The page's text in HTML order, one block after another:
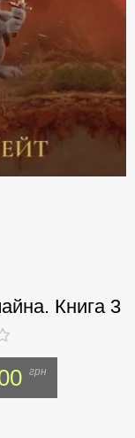
Книга 3
грн